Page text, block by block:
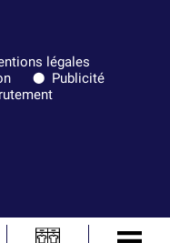
légales
Publicité